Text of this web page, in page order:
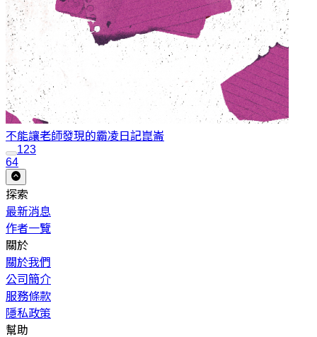
不能讓老師發現的霸凌日記崑崙
123
64
探索
最新消息
作者一覽
關於
關於我們
公司簡介
服務條款
隱私政策
幫助